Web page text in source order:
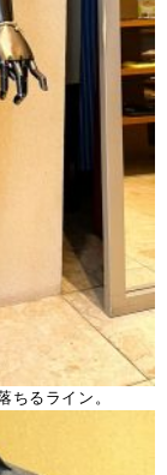
ちるライン。